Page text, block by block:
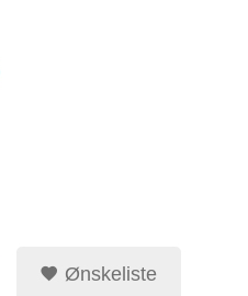
Ønskeliste